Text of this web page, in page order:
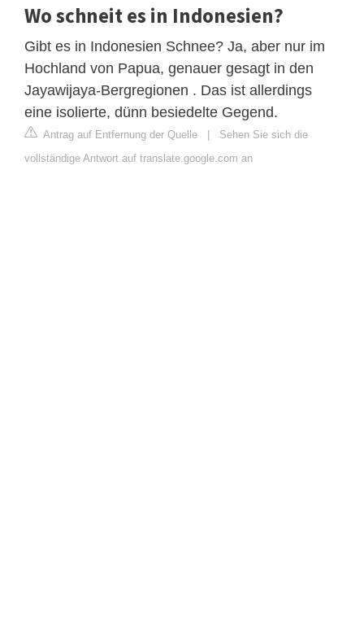
Wo schneit es in Indonesien?
Gibt es in Indonesien Schnee? Ja, aber nur im
Hochland von Papua, genauer gesagt in den
Jayawijaya-Bergregionen . Das ist allerdings
eine isolierte, dünn besiedelte Gegend.
Antrag auf Entfernung der Quelle | Sehen Sie sich die
vollständige Antwort auf translate.google.com an